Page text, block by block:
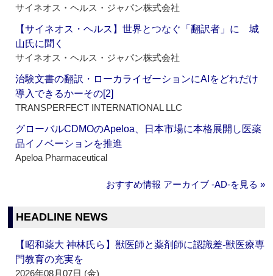
サイネオス・ヘルス・ジャパン株式会社
【サイネオス・ヘルス】世界とつなぐ「翻訳者」に 城
山氏に聞く
サイネオス・ヘルス・ジャパン株式会社
治験文書の翻訳・ローカライゼーションにAIをどれだけ
導入できるかーその[2]
TRANSPERFECT INTERNATIONAL LLC
グローバルCDMOのApeloa、日本市場に本格展開し医薬
品イノベーションを推進
Apeloa Pharmaceutical
おすすめ情報 アーカイブ ‐AD‐を見る »
HEADLINE NEWS
【昭和薬大 神林氏ら】獣医師と薬剤師に認識差‐獣医療専
門教育の充実を
2026年08月07日 (金)